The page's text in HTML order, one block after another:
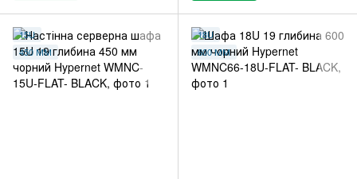
15U
450 ММ
18U
600 ММ